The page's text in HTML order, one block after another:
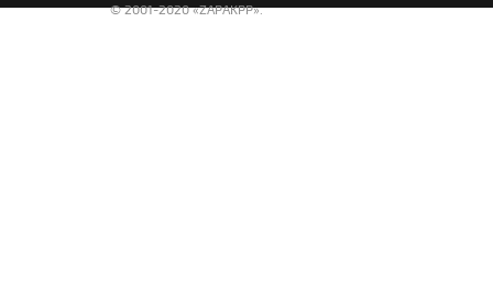
© 2001-2020 «ZAPAKPP».